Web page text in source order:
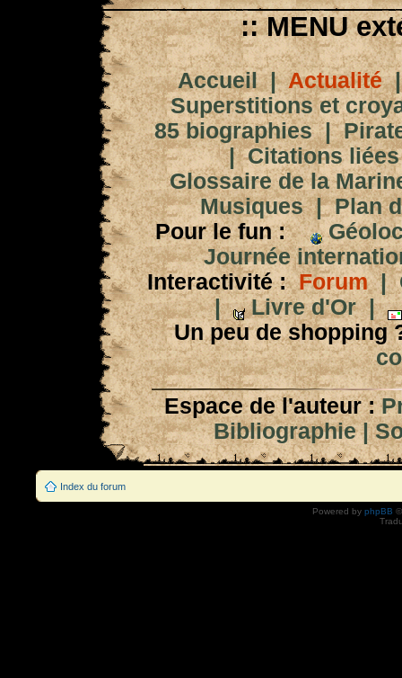
:: MENU
Accueil|Actualité
Superstitions et
85 biographies|
|Citations
Glossaire de la
Musiques|Plan
Pour le fun :
Journée
Interactivité : Forum|
|
Livre d'Or|
Un peu de shopping
Espace de l'auteur :
Bibliographie|
Index du forum
Powered by phpBB